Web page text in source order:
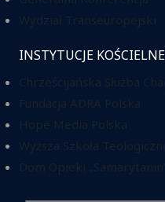
INSTYTUCJE KOŚCIELNE